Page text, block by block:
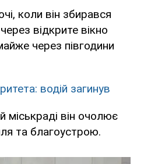
коли він збирався
відкрите вікно
через півгодини
водій загинув
він очолює
та благоустрою.